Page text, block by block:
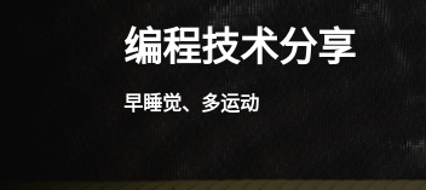
编程技术分享
早睡觉、多运动